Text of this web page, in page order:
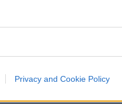
Privacy and Cookie Policy
8.6k